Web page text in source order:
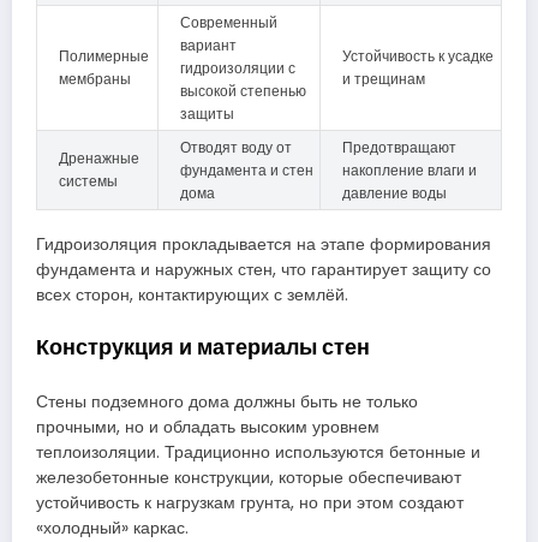
Полимерные
мембраны
Современный
вариант
гидроизоляции с
высокой степенью
защиты
Устойчивость к усадке
и трещинам
Дренажные
системы
Отводят воду от
фундамента и стен
дома
Предотвращают
накопление влаги и
давление воды
Гидроизоляция прокладывается на этапе формирования
фундамента и наружных стен, что гарантирует защиту со
всех сторон, контактирующих с землёй.
Конструкция и материалы стен
Стены подземного дома должны быть не только
прочными, но и обладать высоким уровнем
теплоизоляции. Традиционно используются бетонные и
железобетонные конструкции, которые обеспечивают
устойчивость к нагрузкам грунта, но при этом создают
«холодный» каркас.